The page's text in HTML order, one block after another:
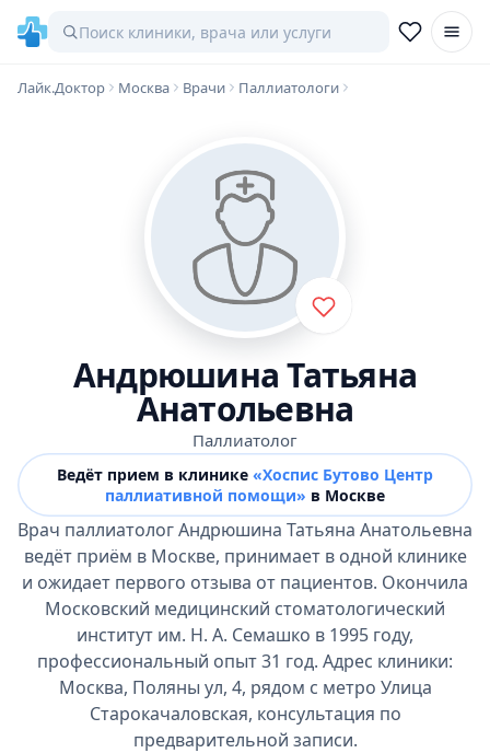
Лайк.Доктор Москва Врачи Паллиатологи
Андрюшина Татьяна
Анатольевна
Паллиатолог
Ведёт прием в клинике «Хоспис Бутово Центр
паллиативной помощи» в Москве
Врач паллиатолог Андрюшина Татьяна Анатольевна
ведёт приём в Москве, принимает в одной клинике
и ожидает первого отзыва от пациентов. Окончила
Московский медицинский стоматологический
институт им. Н. А. Семашко в 1995 году,
профессиональный опыт 31 год. Адрес клиники:
Москва, Поляны ул, 4, рядом с метро Улица
Старокачаловская, консультация по
предварительной записи.